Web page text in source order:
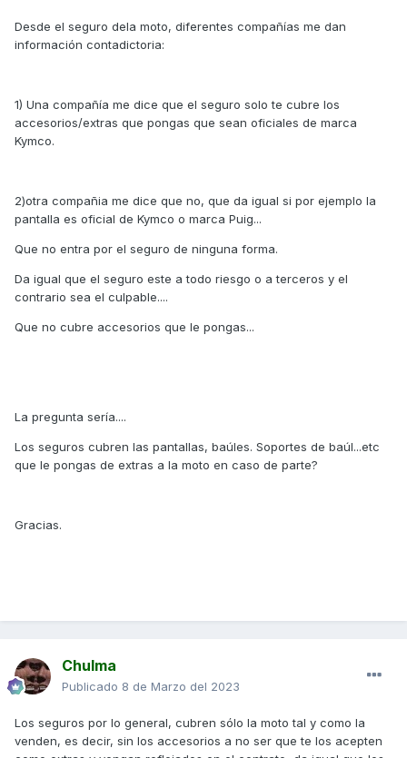
Desde el seguro dela moto, diferentes compañías me dan
información contadictoria:
1) Una compañía me dice que el seguro solo te cubre los
accesorios/extras que pongas que sean oficiales de marca
Kymco.
2)otra compañia me dice que no, que da igual si por ejemplo la
pantalla es oficial de Kymco o marca Puig...
Que no entra por el seguro de ninguna forma.
Da igual que el seguro este a todo riesgo o a terceros y el
contrario sea el culpable....
Que no cubre accesorios que le pongas...
La pregunta sería....
Los seguros cubren las pantallas, baúles. Soportes de baúl...etc
que le pongas de extras a la moto en caso de parte?
Gracias.
Chulma
Publicado 8 de Marzo del 2023
Los seguros por lo general, cubren sólo la moto tal y como la
venden, es decir, sin los accesorios a no ser que te los acepten